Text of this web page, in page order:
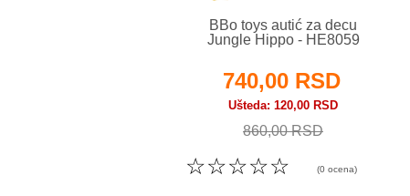
BBo toys autić za decu
Jungle Hippo - HE8059
740,00 RSD
Ušteda 120,00 RSD
860,00 RSD
☆
☆
☆
☆
☆ (0 ocena)